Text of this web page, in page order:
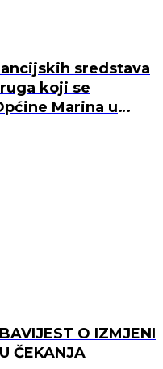
sredstava
koji se
Marina u
O IZMJENI
ČEKANJA